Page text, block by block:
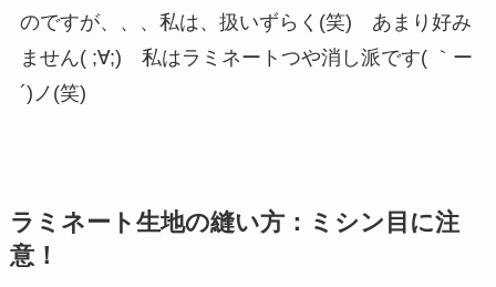
のですが、、、私は、扱いずらく(笑) あまり好み
ません( ;∀;) 私はラミネートつや消し派です( ｀ー
´)ノ(笑)
ラミネート生地の縫い方：ミシン目に注
意！